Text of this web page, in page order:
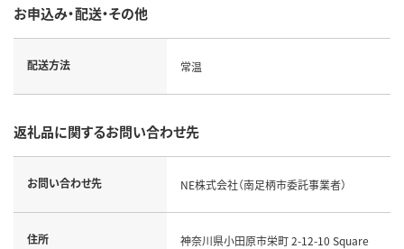
お申込み・配送・その他
配送方法 常温
返礼品に関するお問い合わせ先
お問い合わせ先 NE株式会社（南足柄市委託事業者）
住所
神奈川県小田原市栄町 2-12-10 Square